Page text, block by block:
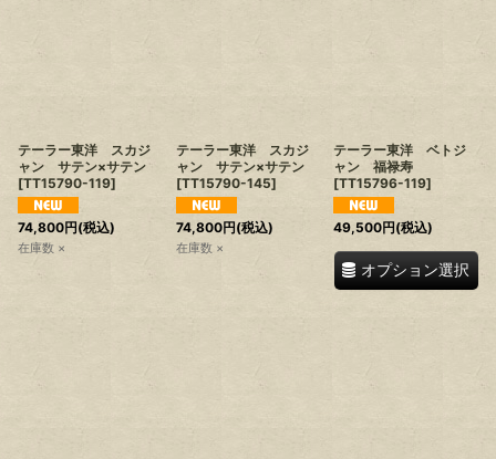
テーラー東洋 スカジ
ャン サテン×サテン
[TT15790-119]
74,800円(税込)
在庫数 ×
テーラー東洋 スカジ
ャン サテン×サテン
[TT15790-145]
74,800円(税込)
在庫数 ×
テーラー東洋 ベトジ
ャン 福禄寿
[TT15796-119]
49,500円(税込)
オプション選択